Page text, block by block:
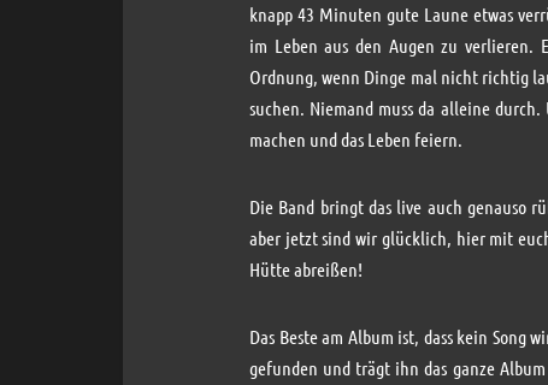
knapp 43 Minuten gute Laune etwas
im Leben aus den Augen zu verlieren.
Ordnung, wenn Dinge mal nicht richtig
suchen. Niemand muss da alleine
machen und das Leben feiern.
Die Band bringt das live auch genauso
aber jetzt sind wir glücklich, hier mit
Hütte abreißen!
Das Beste am Album ist, dass kein Song
gefunden und trägt ihn das ganze